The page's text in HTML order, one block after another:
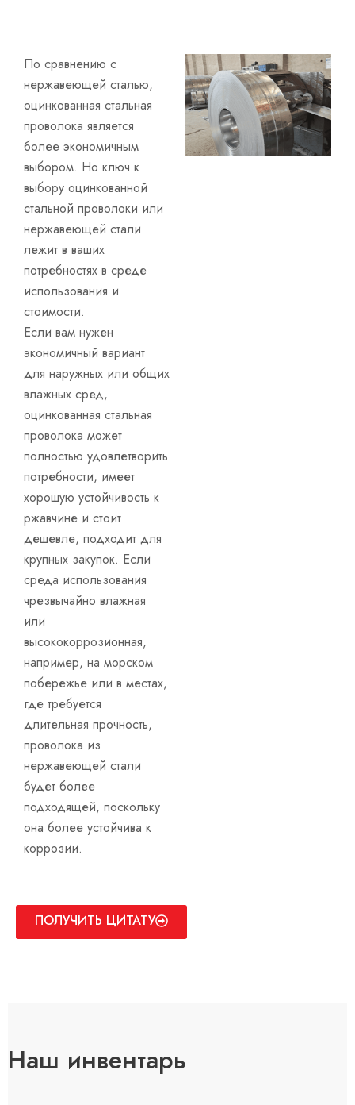
По сравнению с
нержавеющей сталью,
оцинкованная стальная
проволока является
более экономичным
выбором. Но ключ к
выбору оцинкованной
стальной проволоки или
нержавеющей стали
лежит в ваших
потребностях в среде
использования и
стоимости.
Если вам нужен
экономичный вариант
для наружных или общих
влажных сред,
оцинкованная стальная
проволока может
полностью удовлетворить
потребности, имеет
хорошую устойчивость к
ржавчине и стоит
дешевле, подходит для
крупных закупок. Если
среда использования
чрезвычайно влажная
или
высококоррозионная,
например, на морском
побережье или в местах,
где требуется
длительная прочность,
проволока из
нержавеющей стали
будет более
подходящей, поскольку
она более устойчива к
коррозии.
ПОЛУЧИТЬ ЦИТАТУ
Наш инвентарь